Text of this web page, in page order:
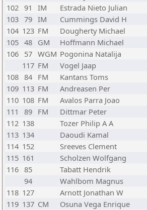
102 91 IM Estrada Nieto Julian
103 79 IM Cummings David H
104 123 FM Dougherty Michael
105 48 GM Hoffmann Michael
106 57 WGM Pogonina Natalija
117 FM Vogel Jaap
108 84 FM Kantans Toms
109 113 FM Andreasen Per
110 108 FM Avalos Parra Joao
111
89 FM Dittmar Peter
112 138 Tozer Philip A A
113 134 Daoudi Kamal
114 152 Sreeves Clement
115 161 Scholzen Wolfgang
116 85 Tabatt Hendrik
94
Wahlbom Magnus
118 127 Arnott Jonathan W
119 137 CM Osuna Vega Enrique